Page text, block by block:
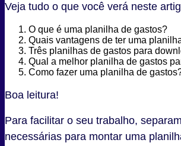
Veja tudo o que você verá neste
O que é uma planilha de gastos?
Quais vantagens de ter uma
Três planilhas de gastos para
Qual a melhor planilha de gastos
Como fazer uma planilha de
Boa leitura!
Para facilitar o seu trabalho,
necessárias para montar uma